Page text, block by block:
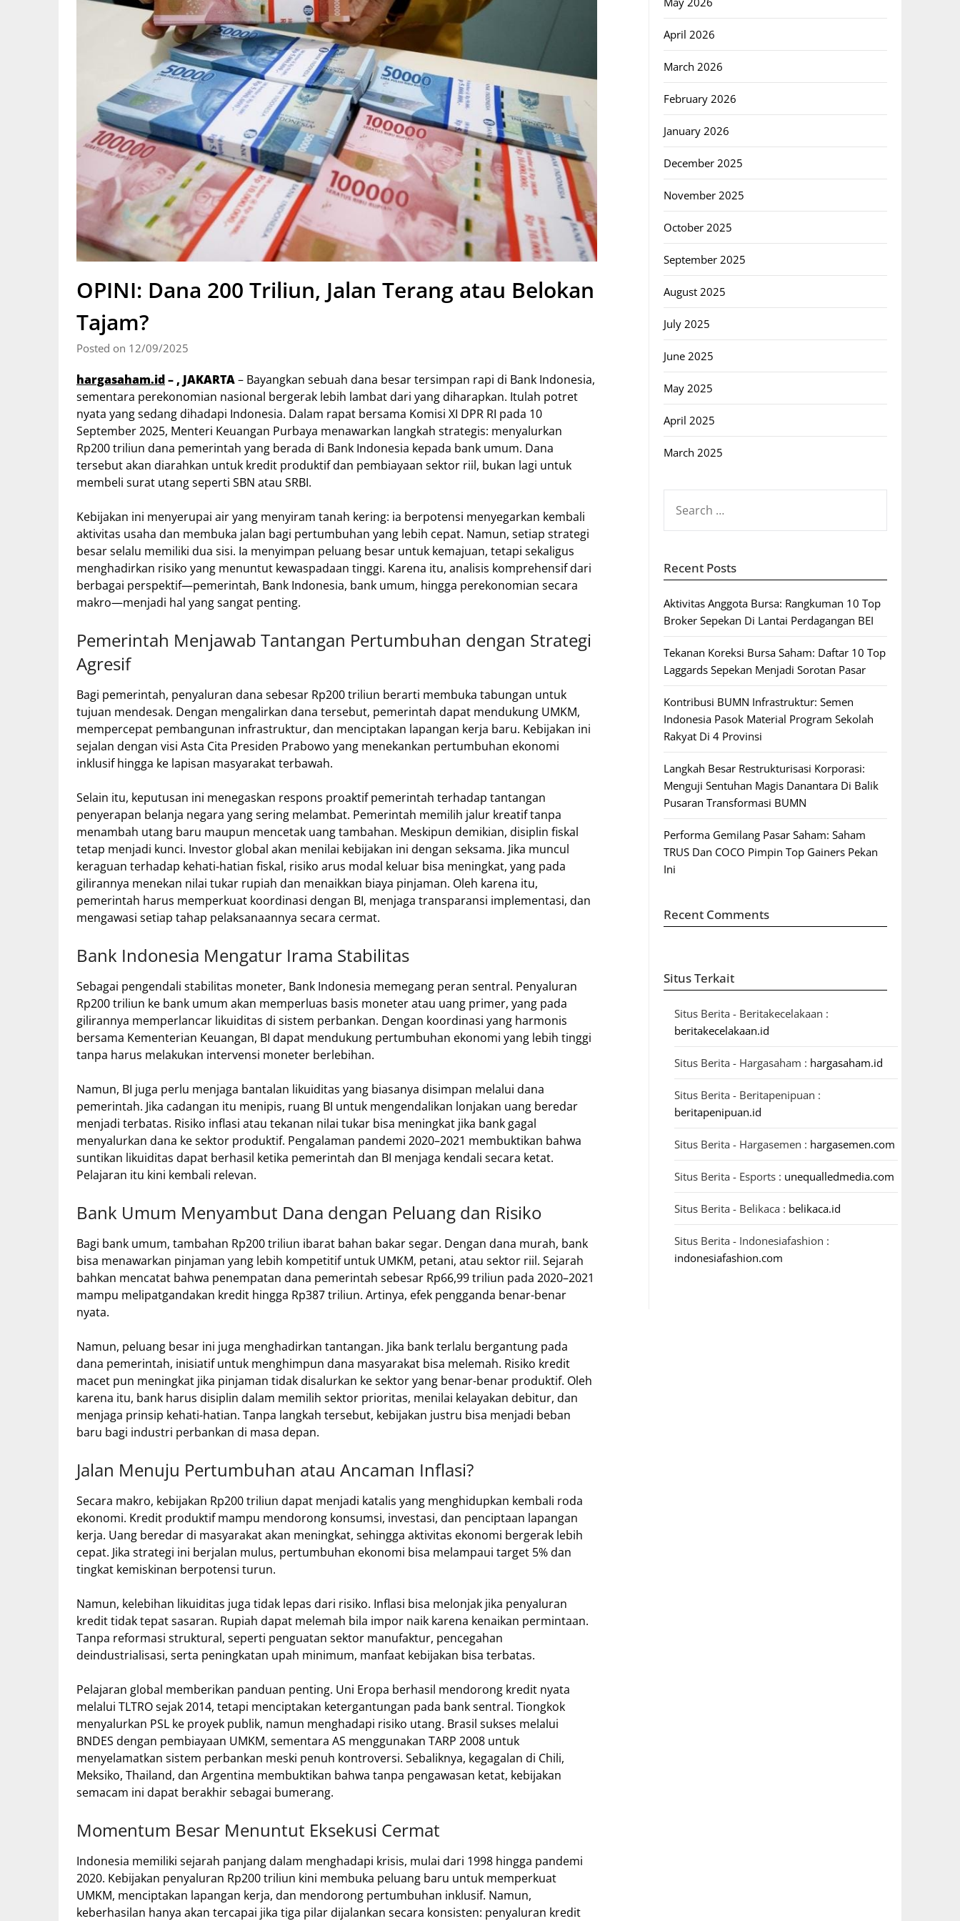
OPINI: Dana 200 Triliun, Jalan Terang atau Belokan
Tajam?
Posted on 12/09/2025
hargasaham.id– , JAKARTA– Bayangkan sebuah dana besar tersimpan rapi di Bank Indonesia,
sementara perekonomian nasional bergerak lebih lambat dari yang diharapkan. Itulah potret
nyata yang sedang dihadapi Indonesia. Dalam rapat bersama Komisi XI DPR RI pada 10
September 2025, Menteri Keuangan Purbaya menawarkan langkah strategis: menyalurkan
Rp200 triliun dana pemerintah yang berada di Bank Indonesia kepada bank umum. Dana
tersebut akan diarahkan untuk kredit produktif dan pembiayaan sektor riil, bukan lagi untuk
membeli surat utang seperti SBN atau SRBI.
Kebijakan ini menyerupai air yang menyiram tanah kering: ia berpotensi menyegarkan kembali
aktivitas usaha dan membuka jalan bagi pertumbuhan yang lebih cepat. Namun, setiap strategi
besar selalu memiliki dua sisi. Ia menyimpan peluang besar untuk kemajuan, tetapi sekaligus
menghadirkan risiko yang menuntut kewaspadaan tinggi. Karena itu, analisis komprehensif dari
berbagai perspektif—pemerintah, Bank Indonesia, bank umum, hingga perekonomian secara
makro—menjadi hal yang sangat penting.
Pemerintah Menjawab Tantangan Pertumbuhan dengan Strategi
Agresif
Bagi pemerintah, penyaluran dana sebesar Rp200 triliun berarti membuka tabungan untuk
tujuan mendesak. Dengan mengalirkan dana tersebut, pemerintah dapat mendukung UMKM,
mempercepat pembangunan infrastruktur, dan menciptakan lapangan kerja baru. Kebijakan ini
sejalan dengan visi Asta Cita Presiden Prabowo yang menekankan pertumbuhan ekonomi
inklusif hingga ke lapisan masyarakat terbawah.
Selain itu, keputusan ini menegaskan respons proaktif pemerintah terhadap tantangan
penyerapan belanja negara yang sering melambat. Pemerintah memilih jalur kreatif tanpa
menambah utang baru maupun mencetak uang tambahan. Meskipun demikian, disiplin fiskal
tetap menjadi kunci. Investor global akan menilai kebijakan ini dengan seksama. Jika muncul
keraguan terhadap kehati-hatian fiskal, risiko arus modal keluar bisa meningkat, yang pada
gilirannya menekan nilai tukar rupiah dan menaikkan biaya pinjaman. Oleh karena itu,
pemerintah harus memperkuat koordinasi dengan BI, menjaga transparansi implementasi, dan
mengawasi setiap tahap pelaksanaannya secara cermat.
Bank Indonesia Mengatur Irama Stabilitas
Sebagai pengendali stabilitas moneter, Bank Indonesia memegang peran sentral. Penyaluran
Rp200 triliun ke bank umum akan memperluas basis moneter atau uang primer, yang pada
gilirannya memperlancar likuiditas di sistem perbankan. Dengan koordinasi yang harmonis
bersama Kementerian Keuangan, BI dapat mendukung pertumbuhan ekonomi yang lebih tinggi
tanpa harus melakukan intervensi moneter berlebihan.
Namun, BI juga perlu menjaga bantalan likuiditas yang biasanya disimpan melalui dana
pemerintah. Jika cadangan itu menipis, ruang BI untuk mengendalikan lonjakan uang beredar
menjadi terbatas. Risiko inflasi atau tekanan nilai tukar bisa meningkat jika bank gagal
menyalurkan dana ke sektor produktif. Pengalaman pandemi 2020–2021 membuktikan bahwa
suntikan likuiditas dapat berhasil ketika pemerintah dan BI menjaga kendali secara ketat.
Pelajaran itu kini kembali relevan.
Bank Umum Menyambut Dana dengan Peluang dan Risiko
Bagi bank umum, tambahan Rp200 triliun ibarat bahan bakar segar. Dengan dana murah, bank
bisa menawarkan pinjaman yang lebih kompetitif untuk UMKM, petani, atau sektor riil. Sejarah
bahkan mencatat bahwa penempatan dana pemerintah sebesar Rp66,99 triliun pada 2020–2021
mampu melipatgandakan kredit hingga Rp387 triliun. Artinya, efek pengganda benar-benar
nyata.
Namun, peluang besar ini juga menghadirkan tantangan. Jika bank terlalu bergantung pada
dana pemerintah, inisiatif untuk menghimpun dana masyarakat bisa melemah. Risiko kredit
macet pun meningkat jika pinjaman tidak disalurkan ke sektor yang benar-benar produktif. Oleh
karena itu, bank harus disiplin dalam memilih sektor prioritas, menilai kelayakan debitur, dan
menjaga prinsip kehati-hatian. Tanpa langkah tersebut, kebijakan justru bisa menjadi beban
baru bagi industri perbankan di masa depan.
Jalan Menuju Pertumbuhan atau Ancaman Inflasi?
Secara makro, kebijakan Rp200 triliun dapat menjadi katalis yang menghidupkan kembali roda
ekonomi. Kredit produktif mampu mendorong konsumsi, investasi, dan penciptaan lapangan
kerja. Uang beredar di masyarakat akan meningkat, sehingga aktivitas ekonomi bergerak lebih
cepat. Jika strategi ini berjalan mulus, pertumbuhan ekonomi bisa melampaui target 5% dan
tingkat kemiskinan berpotensi turun.
Namun, kelebihan likuiditas juga tidak lepas dari risiko. Inflasi bisa melonjak jika penyaluran
kredit tidak tepat sasaran. Rupiah dapat melemah bila impor naik karena kenaikan permintaan.
Tanpa reformasi struktural, seperti penguatan sektor manufaktur, pencegahan
deindustrialisasi, serta peningkatan upah minimum, manfaat kebijakan bisa terbatas.
Pelajaran global memberikan panduan penting. Uni Eropa berhasil mendorong kredit nyata
melalui TLTRO sejak 2014, tetapi menciptakan ketergantungan pada bank sentral. Tiongkok
menyalurkan PSL ke proyek publik, namun menghadapi risiko utang. Brasil sukses melalui
BNDES dengan pembiayaan UMKM, sementara AS menggunakan TARP 2008 untuk
menyelamatkan sistem perbankan meski penuh kontroversi. Sebaliknya, kegagalan di Chili,
Meksiko, Thailand, dan Argentina membuktikan bahwa tanpa pengawasan ketat, kebijakan
semacam ini dapat berakhir sebagai bumerang.
Momentum Besar Menuntut Eksekusi Cermat
Indonesia memiliki sejarah panjang dalam menghadapi krisis, mulai dari 1998 hingga pandemi
2020. Kebijakan penyaluran Rp200 triliun kini membuka peluang baru untuk memperkuat
UMKM, menciptakan lapangan kerja, dan mendorong pertumbuhan inklusif. Namun,
keberhasilan hanya akan tercapai jika tiga pilar dijalankan secara konsisten: penyaluran kredit
April 2026
March 2026
February 2026
January 2026
December 2025
November 2025
October 2025
September 2025
August 2025
July 2025
June 2025
May 2025
April 2025
March 2025
FOR:
Recent Posts
Aktivitas Anggota Bursa: Rangkuman 10 Top
Broker Sepekan Di Lantai Perdagangan BEI
Tekanan Koreksi Bursa Saham: Daftar 10 Top
Laggards Sepekan Menjadi Sorotan Pasar
Kontribusi BUMN Infrastruktur: Semen
Indonesia Pasok Material Program Sekolah
Rakyat Di 4 Provinsi
Langkah Besar Restrukturisasi Korporasi:
Menguji Sentuhan Magis Danantara Di Balik
Pusaran Transformasi BUMN
Performa Gemilang Pasar Saham: Saham
TRUS Dan COCO Pimpin Top Gainers Pekan
Ini
Recent Comments
Situs Terkait
Situs Berita - Beritakecelakaan :
beritakecelakaan.id
Situs Berita - Hargasaham : hargasaham.id
Situs Berita - Beritapenipuan :
beritapenipuan.id
Situs Berita - Hargasemen : hargasemen.com
Situs Berita - Esports : unequalledmedia.com
Situs Berita - Belikaca : belikaca.id
Situs Berita - Indonesiafashion :
indonesiafashion.com